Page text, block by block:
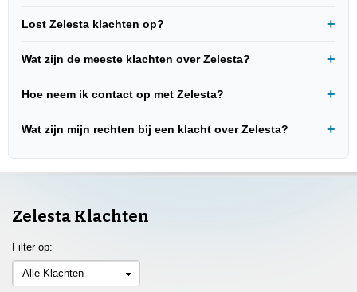
Lost Zelesta klachten op?
Wat zijn de meeste klachten over Zelesta?
Hoe neem ik contact op met Zelesta?
Wat zijn mijn rechten bij een klacht over Zelesta?
Zelesta Klachten
Filter op:
Alle Klachten